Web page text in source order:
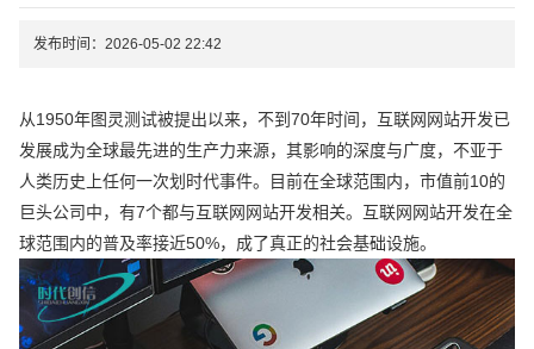
发布时间：2026-05-02 22:42
从1950年图灵测试被提出以来，不到70年时间，互联网网站开发已
发展成为全球最先进的生产力来源，其影响的深度与广度，不亚于
人类历史上任何一次划时代事件。目前在全球范围内，市值前10的
巨头公司中，有7个都与互联网网站开发相关。互联网网站开发在全
球范围内的普及率接近50%，成了真正的社会基础设施。